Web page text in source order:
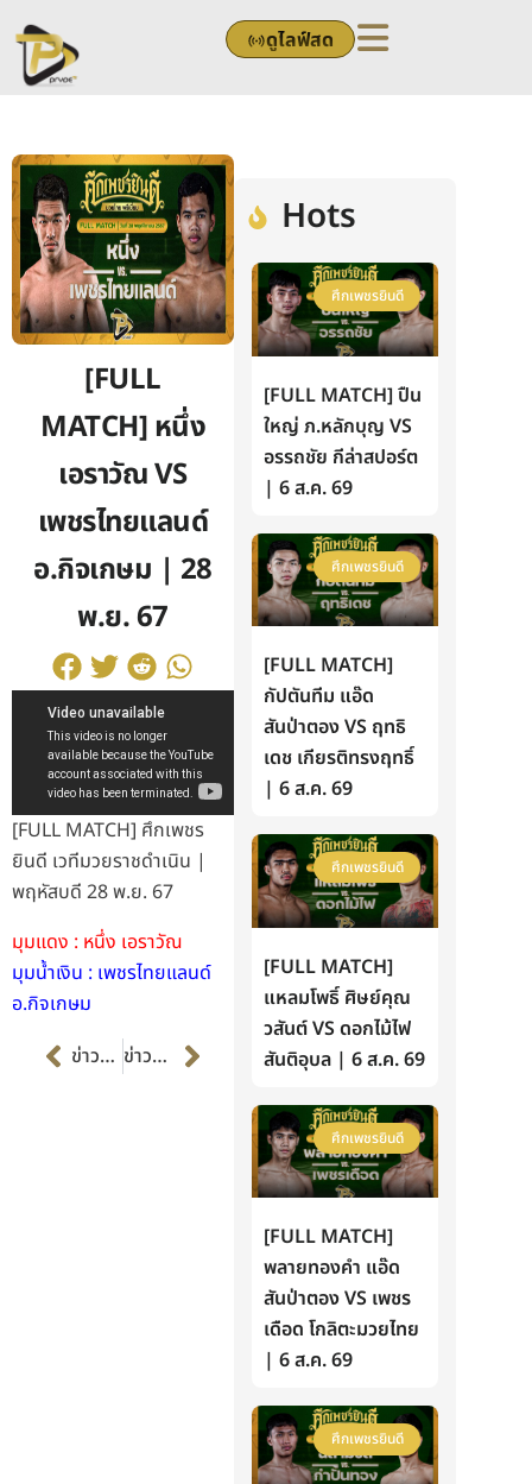
to
content
ดูไลฟ์สด
[FULL
MATCH] หนึ่ง
เอราวัณ VS
เพชรไทยแลนด์
อ.กิจเกษม | 28
พ.ย. 67
[FULL MATCH] ศึกเพชร
ยินดี เวทีมวยราชดำเนิน |
พฤหัสบดี 28 พ.ย. 67
มุมแดง : หนึ่ง เอราวัณ
มุมน้ำเงิน : เพชรไทยแลนด์
อ.กิจเกษม
Prevข่าวก่อนหน้า ข่าวต่อไป Next
Hots
ศึกเพชรยินดี
[FULL MATCH] ปืน
ใหญ่ ภ.หลักบุญ VS
อรรถชัย กีล่าสปอร์ต
| 6 ส.ค. 69
ศึกเพชรยินดี
[FULL MATCH]
กัปตันทีม แอ๊ด
สันป่าตอง VS ฤทธิ
เดช เกียรติทรงฤทธิ์
| 6 ส.ค. 69
ศึกเพชรยินดี
[FULL MATCH]
แหลมโพธิ์ ศิษย์คุณ
วสันต์ VS ดอกไม้ไฟ
สันติอุบล | 6 ส.ค. 69
ศึกเพชรยินดี
[FULL MATCH]
พลายทองคำ แอ๊ด
สันป่าตอง VS เพชร
เดือด โกลิตะมวยไทย
| 6 ส.ค. 69
ศึกเพชรยินดี